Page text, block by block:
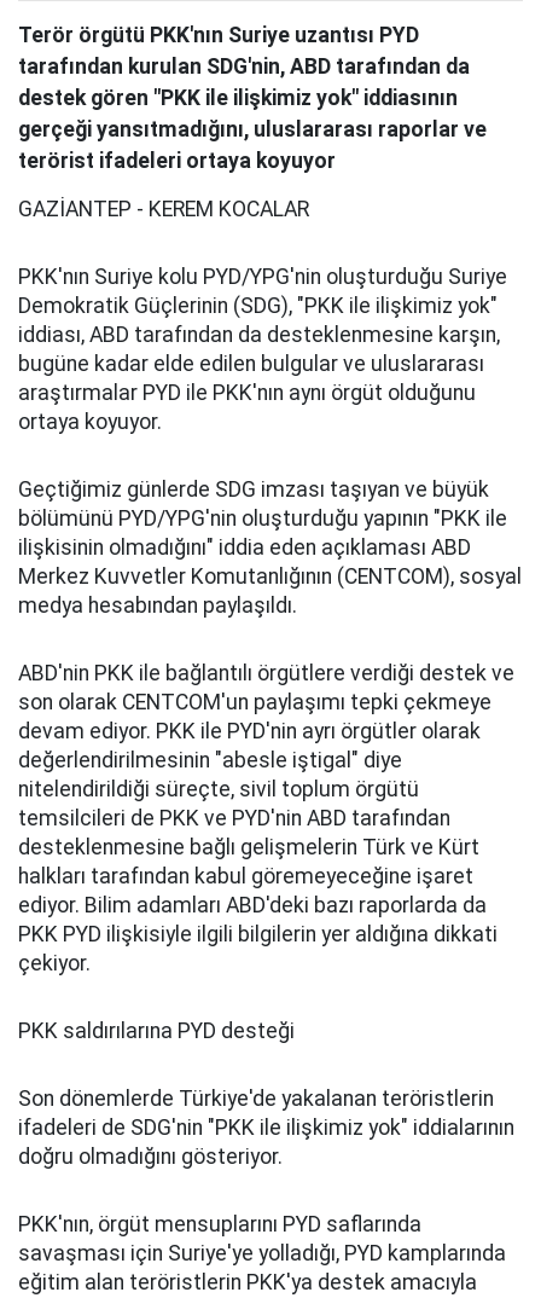
Terör örgütü PKK'nın Suriye uzantısı PYD
tarafından kurulan SDG'nin, ABD tarafından da
destek gören "PKK ile ilişkimiz yok" iddiasının
gerçeği yansıtmadığını, uluslararası raporlar ve
terörist ifadeleri ortaya koyuyor
GAZİANTEP - KEREM KOCALAR
PKK'nın Suriye kolu PYD/YPG'nin oluşturduğu Suriye
Demokratik Güçlerinin (SDG), "PKK ile ilişkimiz yok"
iddiası, ABD tarafından da desteklenmesine karşın,
bugüne kadar elde edilen bulgular ve uluslararası
araştırmalar PYD ile PKK'nın aynı örgüt olduğunu
ortaya koyuyor.
Geçtiğimiz günlerde SDG imzası taşıyan ve büyük
bölümünü PYD/YPG'nin oluşturduğu yapının "PKK ile
ilişkisinin olmadığını" iddia eden açıklaması ABD
Merkez Kuvvetler Komutanlığının (CENTCOM), sosyal
medya hesabından paylaşıldı.
ABD'nin PKK ile bağlantılı örgütlere verdiği destek ve
son olarak CENTCOM'un paylaşımı tepki çekmeye
devam ediyor. PKK ile PYD'nin ayrı örgütler olarak
değerlendirilmesinin "abesle iştigal" diye
nitelendirildiği süreçte, sivil toplum örgütü
temsilcileri de PKK ve PYD'nin ABD tarafından
desteklenmesine bağlı gelişmelerin Türk ve Kürt
halkları tarafından kabul göremeyeceğine işaret
ediyor. Bilim adamları ABD'deki bazı raporlarda da
PKK PYD ilişkisiyle ilgili bilgilerin yer aldığına dikkati
çekiyor.
PKK saldırılarına PYD desteği
Son dönemlerde Türkiye'de yakalanan teröristlerin
ifadeleri de SDG'nin "PKK ile ilişkimiz yok" iddialarının
doğru olmadığını gösteriyor.
PKK'nın, örgüt mensuplarını PYD saflarında
savaşması için Suriye'ye yolladığı, PYD kamplarında
eğitim alan teröristlerin PKK'ya destek amacıyla